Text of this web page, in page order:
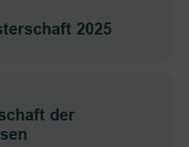
2025
der